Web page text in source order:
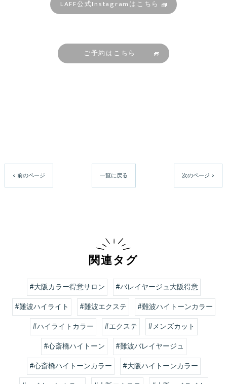
LAFF公式Instagramはこちら
ご予約はこちら
< 前のページ 一覧に戻る 次のページ >
関連タグ
#大阪カラー得意サロン
#バレイヤージュ大阪得意
#難波ハイライト
#難波エクステ
#難波ハイトーンカラー
#ハイライトカラー
#エクステ
#メンズカット
#心斎橋ハイトーン
#難波バレイヤージュ
#心斎橋ハイトーンカラー
#大阪ハイトーンカラー